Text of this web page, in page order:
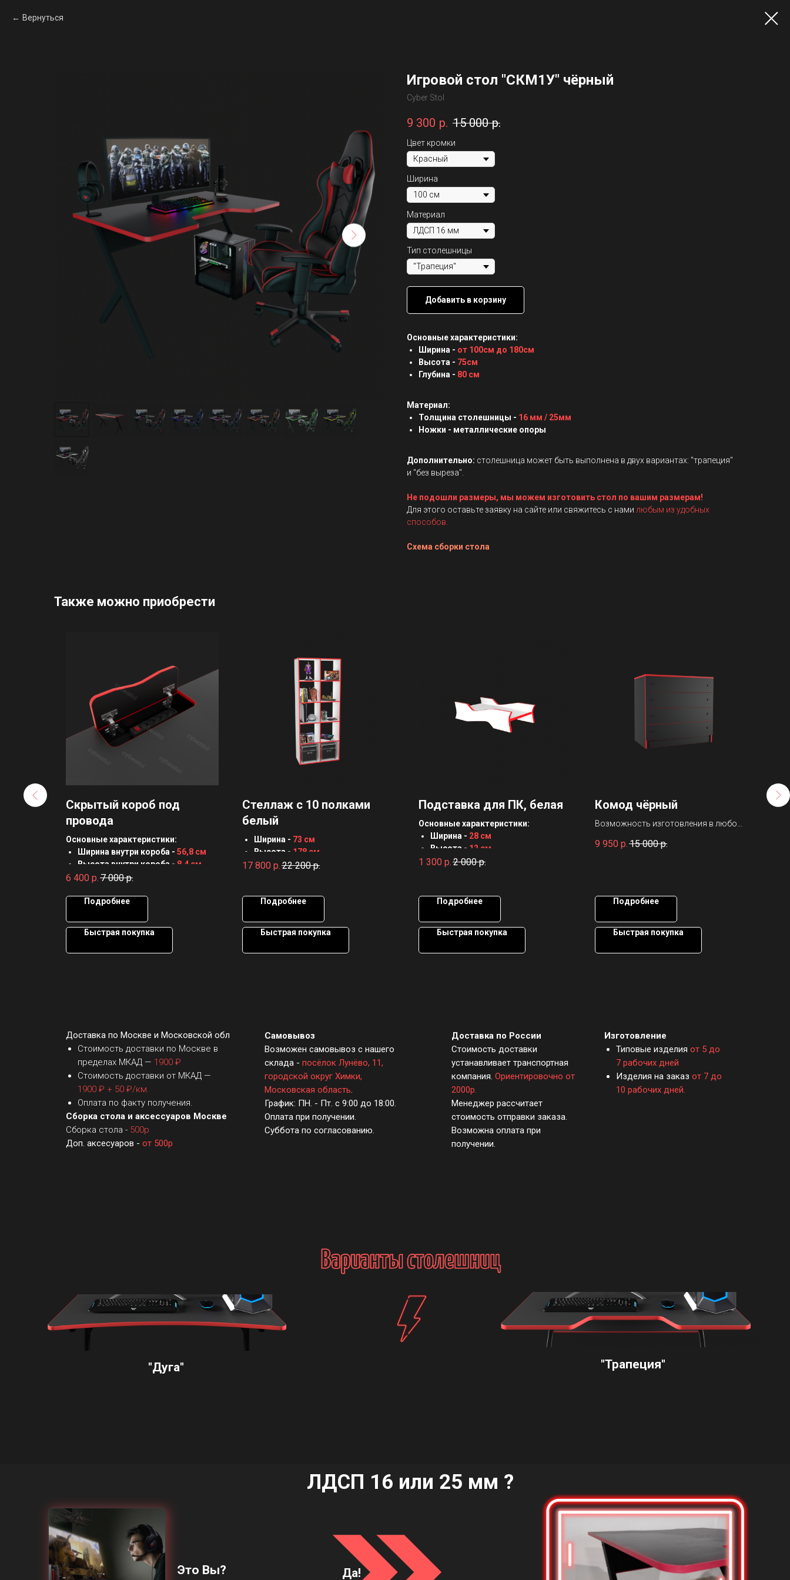
Вернуться
Игровой стол "СКМ1У" чёрный
Cyber Stol
9 300 р. 15 000 р.
Цвет кромки
Ширина
Материал
Тип столешницы
Добавить в корзину
Основные характеристики:
Ширина - от 100см до 180см
Высота - 75см
Глубина - 80 см
Материал:
Толщина столешницы - 16 мм / 25мм
Ножки - металлические опоры
Дополнительно: столешница может быть выполнена в двух вариантах: "трапеция"
и "без выреза".
Не подошли размеры, мы можем изготовить стол по вашим размерам!
Для этого оставьте заявку на сайте или свяжитесь с нами любым из удобных
способов.
Схема сборки стола
Также можно приобрести
Скрытый короб под
провода
Основные характеристики:
Ширина внутри короба - 56,8 см
Высота внутри короба - 8,4 см
Глубина внутри короба -
Материал -ЛДСП
6 400 р. 7 000 р.
Подробнее
Быстрая покупка
Стеллаж с 10 полками
белый
Ширина - 73 см
Высота - 178 см
Глубина -34 см
17 800 р. 22 200 р.
Подробнее
Быстрая покупка
Подставка для ПК, белая
Основные характеристики:
Ширина - 28 см
Высота - 12 см
Глубина -50 см
1 300 р. 2 000 р.
Подробнее
Быстрая покупка
Комод чёрный
Возможность изготовления в любом
9 950 р. 15 000 р.
Подробнее
Быстрая покупка
Доставка по Москве и Московской обл
Стоимость доставки по Москве в
пределах МКАД — 1900 ₽
Стоимость доставки от МКАД —
1900 ₽ + 50 ₽/км.
Оплата по факту получения.
Сборка стола и аксессуаров Москве
Сборка стола - 500р
Доп. аксесуаров - от 500р
Доставка по России
Стоимость доставки
устанавливает транспортная
компания. Ориентировочно от
2000р.
Менеджер рассчитает
стоимость отправки заказа.
Возможна оплата при
получении.
Самовывоз
Возможен самовывоз с нашего
склада - посёлок Лунёво, 11,
городской округ Химки,
Московская область.
График: ПН. - Пт. с 9:00 до 18:00.
Оплата при получении.
Суббота по согласованию.
Изготовление
Типовые изделия от 5 до
7 рабочих дней
Изделия на заказ от 7 до
10 рабочих дней.
"Дуга" "Трапеция"
ЛДСП 16 или 25 мм ?
Это Вы? Да!